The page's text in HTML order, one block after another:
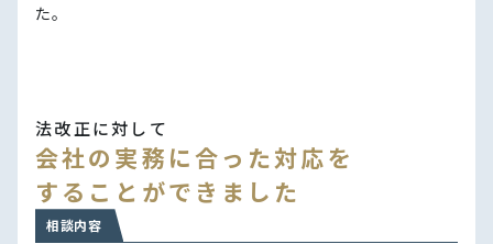
た。
法改正に対して
会社の実務に合った対応を
することができました
相談内容